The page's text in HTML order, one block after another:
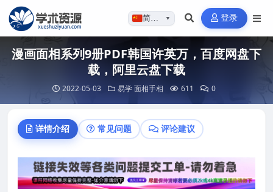
简体…▼ 登录
漫画面相系列9册PDF韩国许英万，百度网盘下
载，阿里云盘下载
2022-05-03 易学面相手相 611 0
详情介绍 常见问题 评论建议